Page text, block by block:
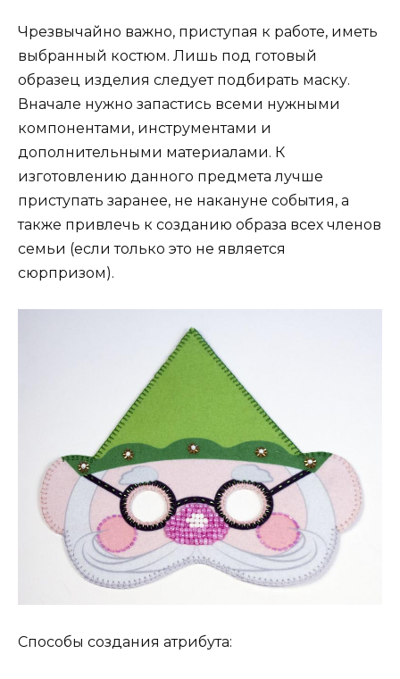
Чрезвычайно важно, приступая к работе, иметь
выбранный костюм. Лишь под готовый
образец изделия следует подбирать маску.
Вначале нужно запастись всеми нужными
компонентами, инструментами и
дополнительными материалами. К
изготовлению данного предмета лучше
приступать заранее, не накануне события, а
также привлечь к созданию образа всех членов
семьи (если только это не является
сюрпризом).
Способы создания атрибута: